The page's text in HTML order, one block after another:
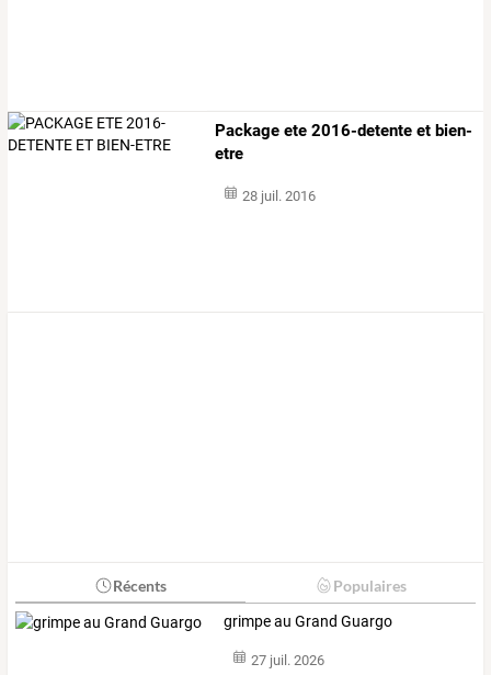
Package ete 2016-detente et bien-
etre
28 juil. 2016
Récents Populaires
grimpe au Grand Guargo
27 juil. 2026